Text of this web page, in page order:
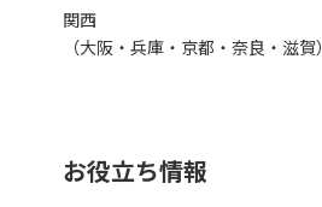
関西
（大阪・兵庫・京都・奈良・滋賀）
お役立ち情報